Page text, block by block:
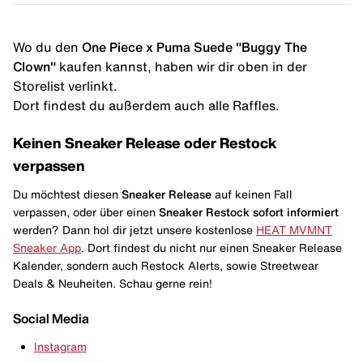
Wo du den One Piece x Puma Suede "Buggy The
Clown" kaufen kannst, haben wir dir oben in der
Storelist verlinkt.
Dort findest du außerdem auch alle Raffles.
Keinen Sneaker Release oder Restock
verpassen
Du möchtest diesen Sneaker Release auf keinen Fall
verpassen, oder über einen Sneaker Restock sofort informiert
werden? Dann hol dir jetzt unsere kostenlose HEAT MVMNT
Sneaker App . Dort findest du nicht nur einen Sneaker Release
Kalender, sondern auch Restock Alerts, sowie Streetwear
Deals & Neuheiten. Schau gerne rein!
Social Media
Instagram